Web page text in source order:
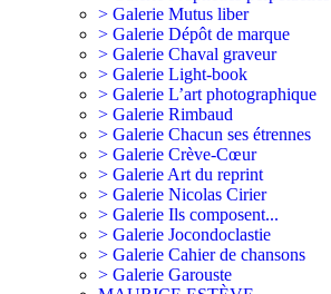
> Galerie Mutus liber
> Galerie Dépôt de marque
> Galerie Chaval graveur
> Galerie Light-book
> Galerie L’art photographique
> Galerie Rimbaud
> Galerie Chacun ses étrennes
> Galerie Crève-Cœur
> Galerie Art du reprint
> Galerie Nicolas Cirier
> Galerie Ils composent...
> Galerie Jocondoclastie
> Galerie Cahier de chansons
> Galerie Garouste